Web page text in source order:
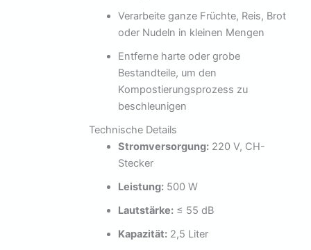
Verarbeite ganze Früchte, Reis, Brot
oder Nudeln in kleinen Mengen
Entferne harte oder grobe
Bestandteile, um den
Kompostierungsprozess zu
beschleunigen
Technische Details
Stromversorgung:220 V, CH-
Stecker
Leistung:500 W
Lautstärke:≤ 55 dB
Kapazität:2,5 Liter